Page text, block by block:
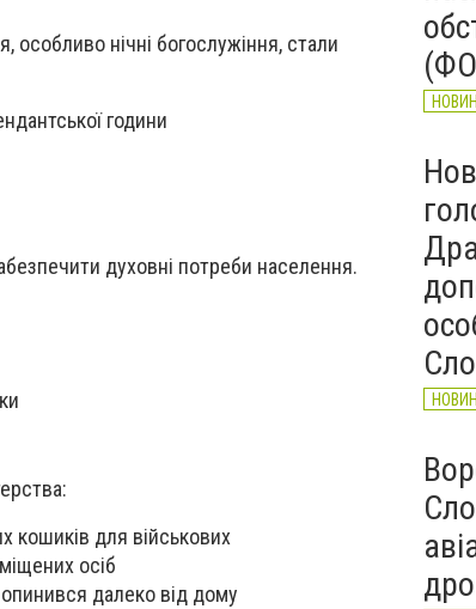
особливо нічні богослужіння, стали
години
духовні потреби населення.
кошиків для військових
осіб
далеко від дому